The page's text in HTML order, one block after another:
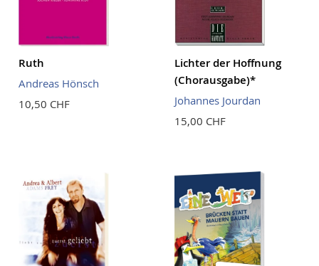
Ruth
Andreas Hönsch
10,50 CHF
Lichter der Hoffnung
(Chorausgabe)*
Johannes Jourdan
15,00 CHF